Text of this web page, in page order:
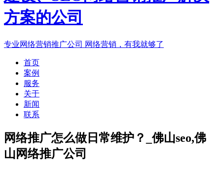
专业网络营销推广公司 网络营销，有我就够了
首页
案例
服务
关于
新闻
联系
网络推广怎么做日常维护？_佛山seo,佛
山网络推广公司